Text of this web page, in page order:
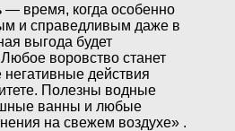
— время, когда особенно
и справедливым даже в
выгода будет
воровство станет
действия
Полезны водные
ванны и любые
на свежем воздухе» .